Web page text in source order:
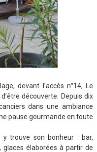
devant l’accès n°14, Le
découverte. Depuis dix
dans une ambiance
pause gourmande en toute
trouve son bonheur : bar,
glaces élaborées à partir de